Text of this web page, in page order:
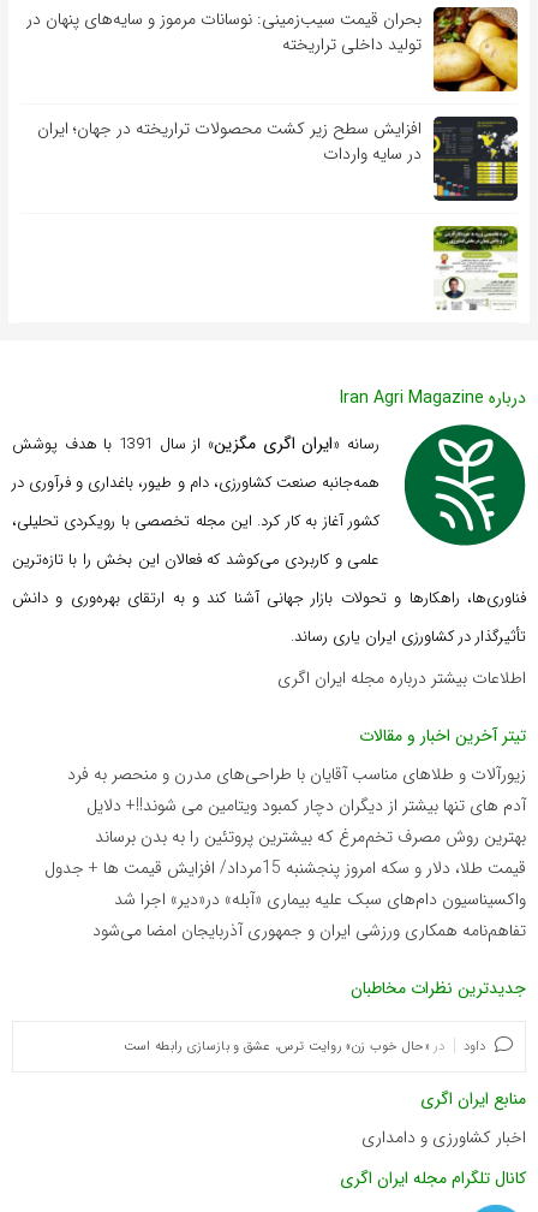
بحران قیمت سیب‌زمینی: نوسانات مرموز و سایه‌های پنهان در
تولید داخلی تراریخته
افزایش سطح زیر کشت محصولات تراریخته در جهان؛ ایران
در سایه واردات
درباره Iran Agri Magazine
رسانه «ایران اگری مگزین
» از سال 1391 با هدف پوشش
همه‌جانبه صنعت کشاورزی، دام و طیور، باغداری و فرآوری در
کشور آغاز به کار کرد. این مجله تخصصی با رویکردی تحلیلی،
علمی و کاربردی می‌کوشد که فعالان این بخش را با تازه‌ترین
فناوری‌ها، راهکارها و تحولات بازار جهانی آشنا کند و به ارتقای بهره‌وری و دانش
تأثیرگذار در کشاورزی ایران یاری رساند.
اطلاعات بیشتر درباره مجله ایران اگری
تیتر آخرین اخبار و مقالات
زیورآلات و طلاهای مناسب آقایان با طراحی‌های مدرن و منحصر به فرد
آدم های تنها بیشتر از دیگران دچار کمبود ویتامین می شوند!!+ دلایل
بهترین روش مصرف تخم‌مرغ که بیشترین پروتئین را به بدن برساند
قیمت طلا، دلار و سکه امروز پنجشنبه 15مرداد/ افزایش قیمت ها + جدول
واکسیناسیون دام‌های سبک علیه بیماری «آبله» در«دیر» اجرا شد
تفاهم‌نامه همکاری ورزشی ایران و جمهوری آذربایجان امضا می‌شود
جدیدترین نظرات مخاطبان
داود در «حال خوب زن» روایت ترس، عشق و بازسازی رابطه است
منابع ایران اگری
اخبار کشاورزی و دامداری
کانال تلگرام مجله ایران اگری